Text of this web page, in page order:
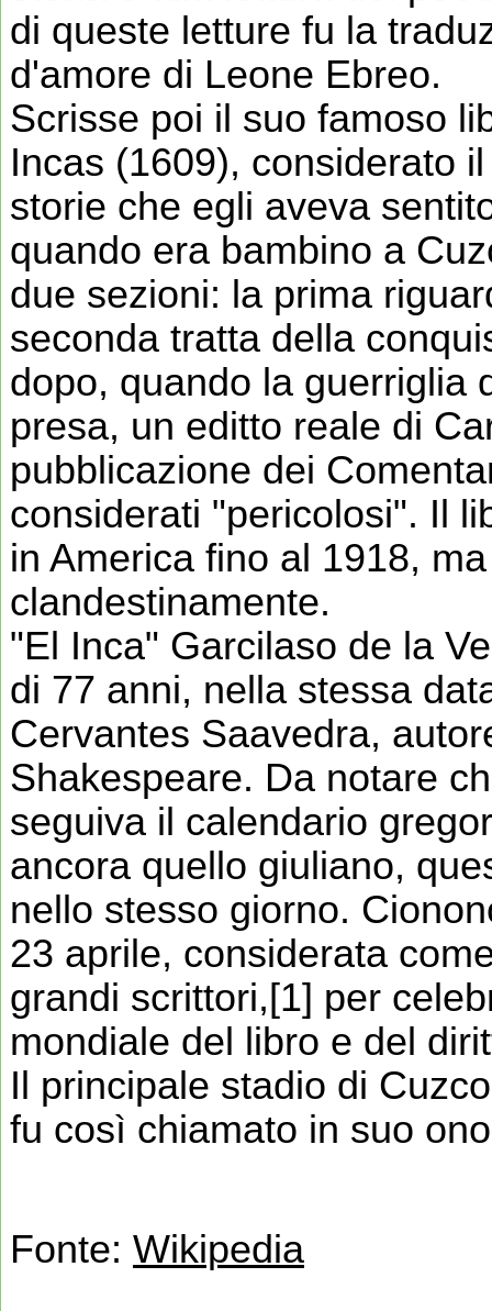
di queste letture fu la
d'amore di Leone Ebreo.
Scrisse poi il suo famoso
Incas (1609), considerato
storie che egli aveva
quando era bambino a
due sezioni: la prima
seconda tratta della
dopo, quando la guerriglia
presa, un editto reale di
pubblicazione dei
considerati "pericolosi". Il
in America fino al 1918,
clandestinamente.
"El Inca" Garcilaso de la
di 77 anni, nella stessa
Cervantes Saavedra,
Shakespeare. Da notare
seguiva il calendario
ancora quello giuliano,
nello stesso giorno.
23 aprile, considerata
grandi scrittori,[1] per
mondiale del libro e del
Il principale stadio di
fu così chiamato in suo
Fonte: Wikipedia